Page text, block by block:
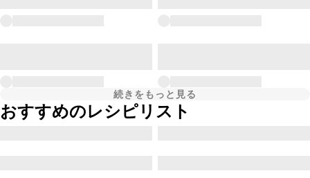
続きをもっと見る
おすすめのレシピリスト